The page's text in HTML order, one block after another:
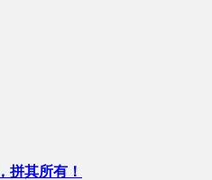
拼其所有！